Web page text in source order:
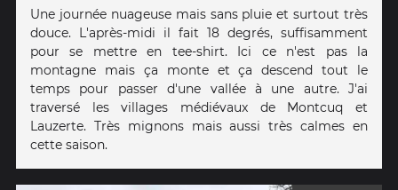
Une journée nuageuse mais sans pluie et surtout très
douce. L'après-midi il fait 18 degrés, suffisamment
pour se mettre en tee-shirt. Ici ce n'est pas la
montagne mais ça monte et ça descend tout le
temps pour passer d'une vallée à une autre. J'ai
traversé les villages médiévaux de Montcuq et
Lauzerte. Très mignons mais aussi très calmes en
cette saison.